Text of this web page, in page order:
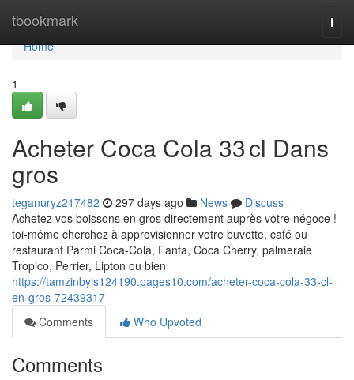
tbookmark
Home
Home
1
Acheter Coca Cola 33 cl Dans
gros
teganuryz217482 297 days ago News
Discuss
Achetez vos boissons en gros directement auprès votre négoce !
toi-même cherchez à approvisionner votre buvette, café ou
restaurant Parmi Coca-Cola, Fanta, Coca Cherry, palmeraie
Tropico, Perrier, Lipton ou bien
https://tamzinbyis124190.pages10.com/acheter-coca-cola-33-cl-
en-gros-72439317
Comments
Who Upvoted
Comments